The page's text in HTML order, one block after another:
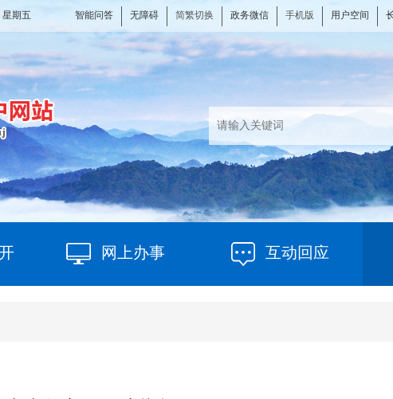
智能问答 无障碍 简繁切换 政务微信 手机版 用户空间
星期五
网上办事 互动回应